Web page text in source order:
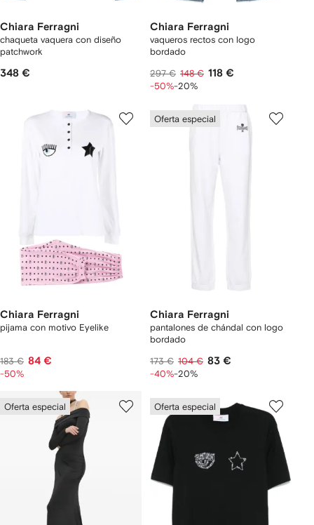
Chiara Ferragni
chaqueta vaquera con diseño
patchwork
348 €
Chiara Ferragni
vaqueros rectos con logo
bordado
297 € 148 € 118 €
-50%-20%
Chiara Ferragni
pijama con motivo Eyelike
183 € 84 €
-50%
Oferta especial
Chiara Ferragni
pantalones de chándal con logo
bordado
173 € 104 € 83 €
-40%-20%
Oferta especial Oferta especial